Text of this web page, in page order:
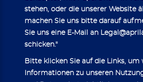
stehen, oder die unserer Website
machen Sie uns bitte darauf
Sie uns eine E-Mail an
schicken."
Bitte klicken Sie auf die Links, um
Informationen zu unseren